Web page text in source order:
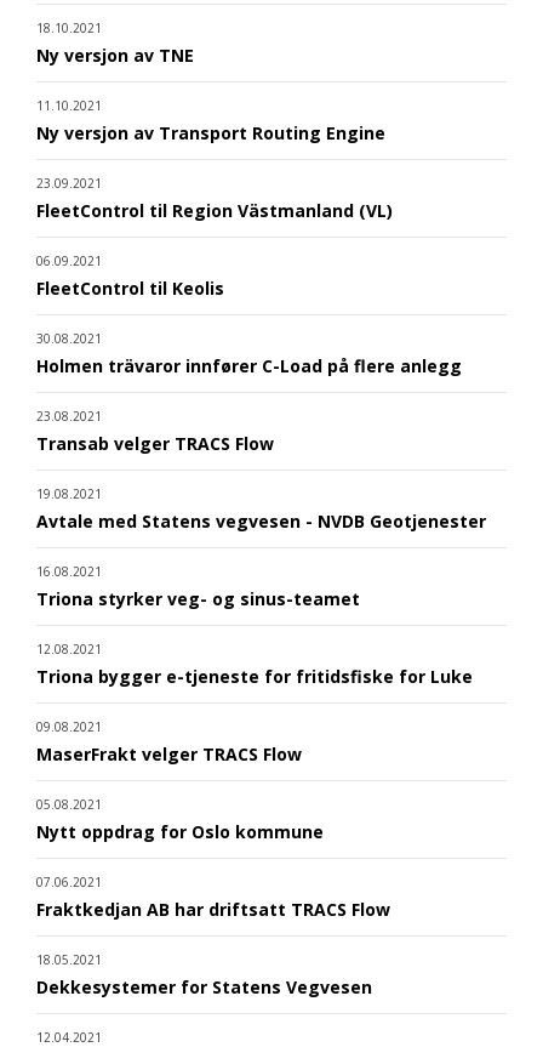
18.10.2021
Ny versjon av TNE
11.10.2021
Ny versjon av Transport Routing Engine
23.09.2021
FleetControl til Region Västmanland (VL)
06.09.2021
FleetControl til Keolis
30.08.2021
Holmen trävaror innfører C-Load på flere anlegg
23.08.2021
Transab velger TRACS Flow
19.08.2021
Avtale med Statens vegvesen - NVDB Geotjenester
16.08.2021
Triona styrker veg- og sinus-teamet
12.08.2021
Triona bygger e-tjeneste for fritidsfiske for Luke
09.08.2021
MaserFrakt velger TRACS Flow
05.08.2021
Nytt oppdrag for Oslo kommune
07.06.2021
Fraktkedjan AB har driftsatt TRACS Flow
18.05.2021
Dekkesystemer for Statens Vegvesen
12.04.2021